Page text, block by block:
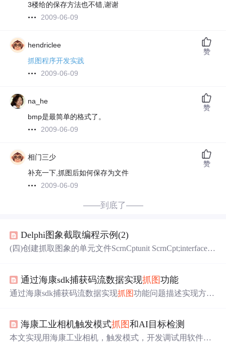
3楼给的保存方法也不错,谢谢
2009-06-09
hendriclee
抓图程序开发实践
2009-06-09
赞
na_he
bmp是最简单的格式了。
2009-06-09
赞
相门三少
补充一下,抓图后如何保存为文件
2009-06-09
赞
——到底了——
Delphi图象截取编程示例(2)
(四)创建抓取图象的单元文件ScrnCptunit ScrnCpt;interfaceus
ap;function CaptureClientImage
通过海康sdk捕获码流数据实现抓图功能
通过海康sdk捕获码流数据实现抓图功能问题描述实现方式
og 海康sdk二次开发系列文章 海康sdk捕获码流数据通过Jav
aCV推成rtmp流的实现思路(PS流转封装RTMP) 海康sdk进
海康工业相机触发模式抓图和AI目标检测
本文实现用海康工业相机，触发模式，开发调试用软件触